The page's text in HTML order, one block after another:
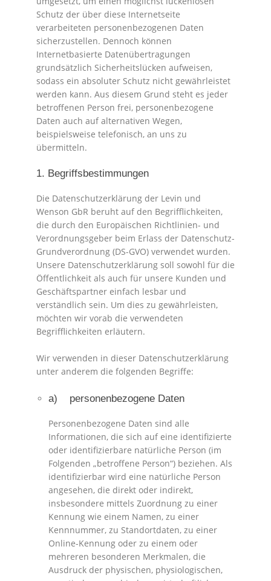
Schutz der über diese Internetseite
verarbeiteten personenbezogenen Daten
sicherzustellen. Dennoch können
Internetbasierte Datenübertragungen
grundsätzlich Sicherheitslücken aufweisen,
sodass ein absoluter Schutz nicht gewährleistet
werden kann. Aus diesem Grund steht es jeder
betroffenen Person frei, personenbezogene
Daten auch auf alternativen Wegen,
beispielsweise telefonisch, an uns zu
übermitteln.
1. Begriffsbestimmungen
Die Datenschutzerklärung der Levin und
Wenson GbR beruht auf den Begrifflichkeiten,
die durch den Europäischen Richtlinien- und
Verordnungsgeber beim Erlass der Datenschutz-
Grundverordnung (DS-GVO) verwendet wurden.
Unsere Datenschutzerklärung soll sowohl für die
Öffentlichkeit als auch für unsere Kunden und
Geschäftspartner einfach lesbar und
verständlich sein. Um dies zu gewährleisten,
möchten wir vorab die verwendeten
Begrifflichkeiten erläutern.
Wir verwenden in dieser Datenschutzerklärung
unter anderem die folgenden Begriffe:
a) personenbezogene Daten
Personenbezogene Daten sind alle
Informationen, die sich auf eine identifizierte
oder identifizierbare natürliche Person (im
Folgenden „betroffene Person“) beziehen. Als
identifizierbar wird eine natürliche Person
angesehen, die direkt oder indirekt,
insbesondere mittels Zuordnung zu einer
Kennung wie einem Namen, zu einer
Kennnummer, zu Standortdaten, zu einer
Online-Kennung oder zu einem oder
mehreren besonderen Merkmalen, die
Ausdruck der physischen, physiologischen,